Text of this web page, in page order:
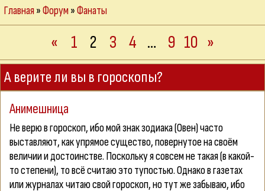
Главная»Форум»Фанаты
« 1 2 3 4 … 9 10 »
А верите ли вы в гороскопы?
Анимешница
Не верю в гороскоп, ибо мой знак зодиака (Овен) часто
выставляют, как упрямое существо, повернутое на своём
величии и достоинстве. Поскольку я совсем не такая (в какой-
то степени), то всё считаю это тупостью. Однако в газетах
или журналах читаю свой гороскоп, но тут же забываю, ибо